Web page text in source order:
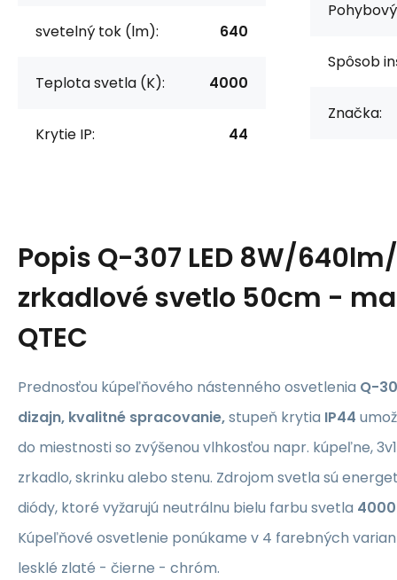
svetelný tok (lm): 640
Teplota svetla (K): 4000
Krytie IP: 44
Spôsob
Značka:
Popis Q-307 LED 8W/
zrkadlové svetlo 50cm -
QTEC
Prednosťou kúpeľňového nástenného osvetlenia Q-
dizajn, kvalitné spracovanie,stupeň krytia IP44
do miestnosti so zvýšenou vlhkosťou napr. kúpeľne,
zrkadlo, skrinku alebo stenu. Zdrojom svetla sú
diódy, ktoré vyžarujú neutrálnu bielu farbu svetla
Kúpeľňové osvetlenie ponúkame v 4 farebných
lesklé zlaté - čierne - chróm.